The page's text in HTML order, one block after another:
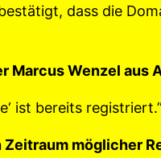
dass die
Marcus Wenzel aus
ist bereits registriert.”
möglicher